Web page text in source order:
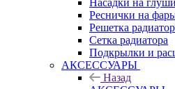
Насадки на
Реснички на
Решетка
Сетка радиатора
Подкрылки и
АКСЕССУАРЫ
Назад